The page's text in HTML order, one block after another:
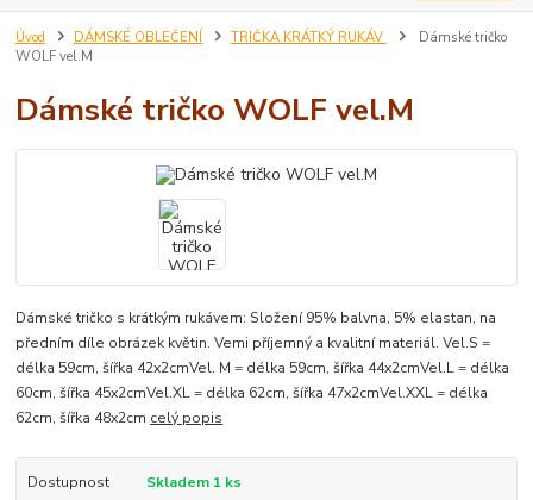
Úvod DÁMSKÉ OBLEČENÍ TRIČKA KRÁTKÝ RUKÁV
Dámské tričko
WOLF vel.M
Dámské tričko WOLF vel.M
Dámské tričko s krátkým rukávem: Složení 95% balvna, 5% elastan, na
předním díle obrázek květin. Vemi příjemný a kvalitní materiál. Vel.S =
délka 59cm, šířka 42x2cmVel. M = délka 59cm, šířka 44x2cmVel.L = délka
60cm, šířka 45x2cmVel.XL = délka 62cm, šířka 47x2cmVel.XXL = délka
62cm, šířka 48x2cm celý popis
Dostupnost
Skladem 1 ks